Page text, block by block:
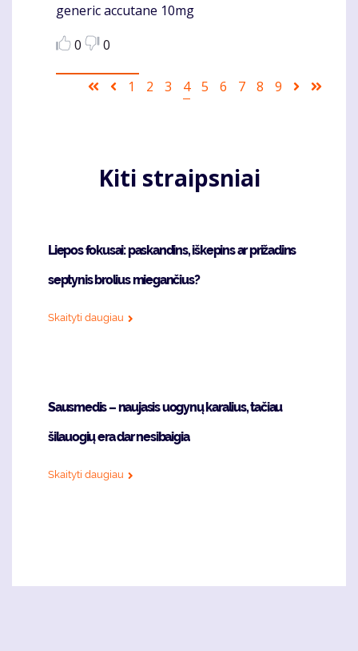
generic accutane 10mg
0
0
Pagination
First Ankstesnis
Puslapis
1 Puslapis
2 Puslapis
3
Current
4 Puslapis
5 Puslapis
6 Puslapis
7 Puslapis
8 Puslapis
9
Sekantis
Kiti straipsniai
Liepos fokusai: paskandins, iškepins ar prižadins
septynis brolius miegančius?
Skaityti daugiau
Sausmedis – naujasis uogynų karalius, tačiau
šilauogių era dar nesibaigia
Skaityti daugiau